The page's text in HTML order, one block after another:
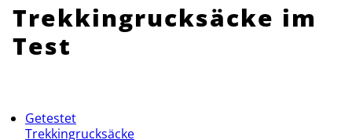
Trekkingrucksäcke im
Test
Getestet
Trekkingrucksäcke